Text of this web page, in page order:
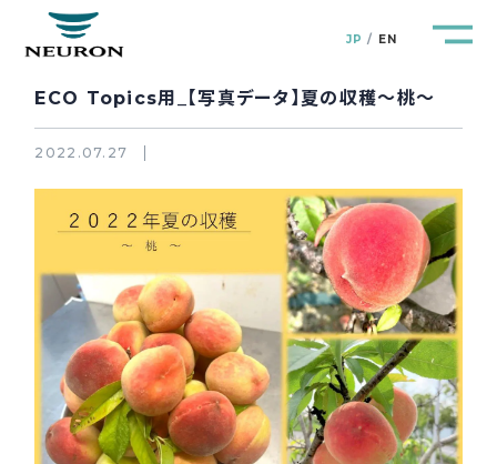
JP EN
管路防災研究所 Pipeline Resilience Lab.
企業情報 Company
製品＆サービス Products&Service
研究開発 R&D
ECO Topics用_【写真データ】夏の収穫～桃～
2022.07.27